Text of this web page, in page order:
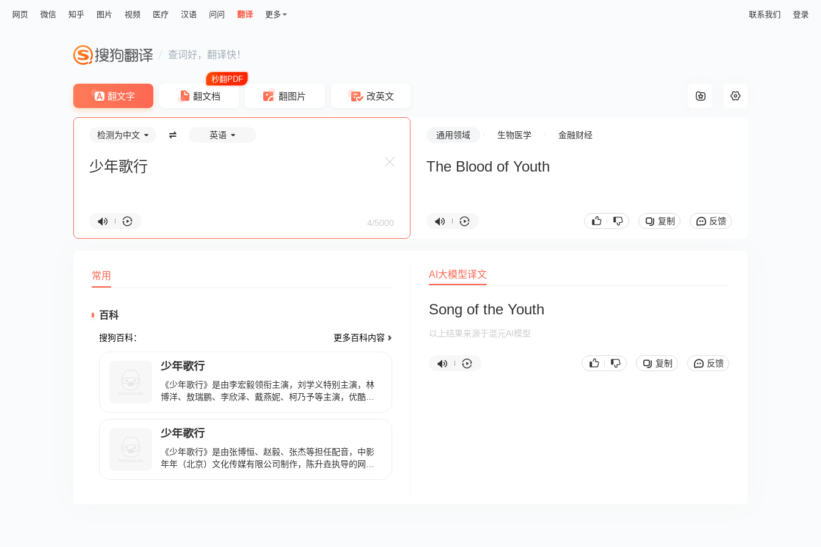
网页 微信 知乎 图片 视频 医疗 汉语 问问 翻译 更多 联系我们 登录
查词好，翻译快！
翻文字 翻文档 翻图片 改英文
检测为中文 英语
4/5000
通用领域 生物医学 金融财经
The Blood of Youth
复制 反馈
常用
百科
搜狗百科： 更多百科内容
少年歌行
《少年歌行》是由李宏毅领衔主演，刘学义特别主演，林
博洋、敖瑞鹏、李欣泽、戴燕妮、柯乃予等主演，优酷、
5日在日本Home Drama TV频道播出。 该剧改编自周木楠
的同名小说，讲述了主人公萧瑟（李宏毅 饰）、无心（刘
学义 饰）、司空千落（林博洋 饰）等拥有离奇身世却又英
气潇洒的少年侠客意外结识，一路相伴一路纠葛的江湖故
少年歌行
《少年歌行》是由张博恒、赵毅、张杰等担任配音，中影
年年（北京）文化传媒有限公司制作，陈升垚执导的网络
AI大模型译文
Song of the Youth
以上结果来源于混元AI模型
复制 反馈